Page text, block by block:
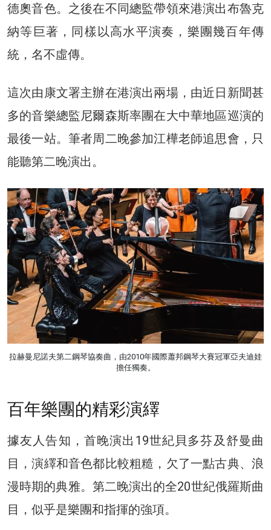
德奧音色。之後在不同總監帶領來港演出布魯克
納等巨著，同樣以高水平演奏，樂團幾百年傳
統，名不虛傳。
這次由康文署主辦在港演出兩場，由近日新聞甚
多的音樂總監尼爾森斯率團在大中華地區巡演的
最後一站。筆者周二晚參加江樺老師追思會，只
能聽第二晚演出。
拉赫曼尼諾夫第二鋼琴協奏曲，由2010年國際蕭邦鋼琴大賽冠軍亞夫迪娃
擔任獨奏。
百年樂團的精彩演繹
據友人告知，首晚演出19世紀貝多芬及舒曼曲
目，演繹和音色都比較粗糙，欠了一點古典、浪
漫時期的典雅。第二晚演出的全20世紀俄羅斯曲
目，似乎是樂團和指揮的強項。